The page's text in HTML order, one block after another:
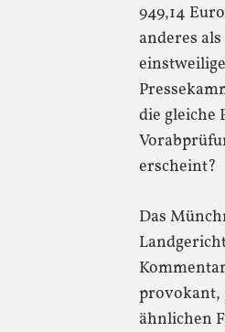
949,14
anderes
die gleiche
erscheint?
Das
provokant,
ähnlichen